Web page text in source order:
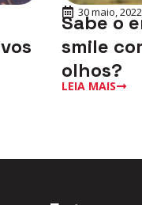
30 maio, 2022
Sabe o
smile
olhos?
LEIA MAIS